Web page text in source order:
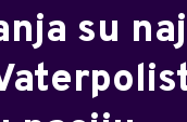
su